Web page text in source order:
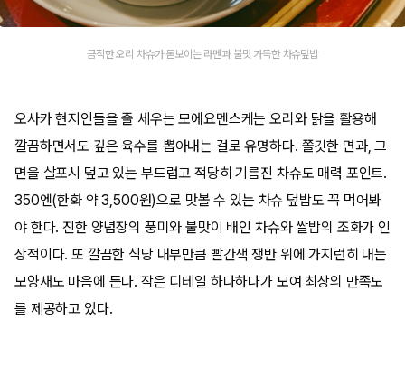
큼직한 오리 차슈가 돋보이는 라멘과 불맛 가득한 차슈덮밥
오사카 현지인들을 줄 세우는 모에요멘스케는 오리와 닭을 활용해
깔끔하면서도 깊은 육수를 뽑아내는 걸로 유명하다. 쫄깃한 면과, 그
면을 살포시 덮고 있는 부드럽고 적당히 기름진 차슈도 매력 포인트.
350엔(한화 약 3,500원)으로 맛볼 수 있는 차슈 덮밥도 꼭 먹어봐
야 한다. 진한 양념장의 풍미와 불맛이 배인 차슈와 쌀밥의 조화가 인
상적이다. 또 깔끔한 식당 내부만큼 빨간색 쟁반 위에 가지런히 내는
모양새도 마음에 든다. 작은 디테일 하나하나가 모여 최상의 만족도
를 제공하고 있다.